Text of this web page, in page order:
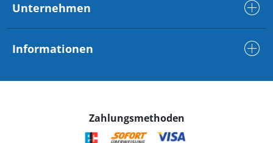
Unternehmen
Informationen
Zahlungsmethoden